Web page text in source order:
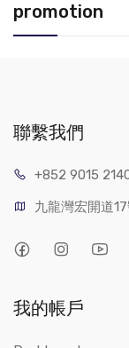
promotion
聯繫我們
+852 9015
九龍灣宏開道
我的帳戶